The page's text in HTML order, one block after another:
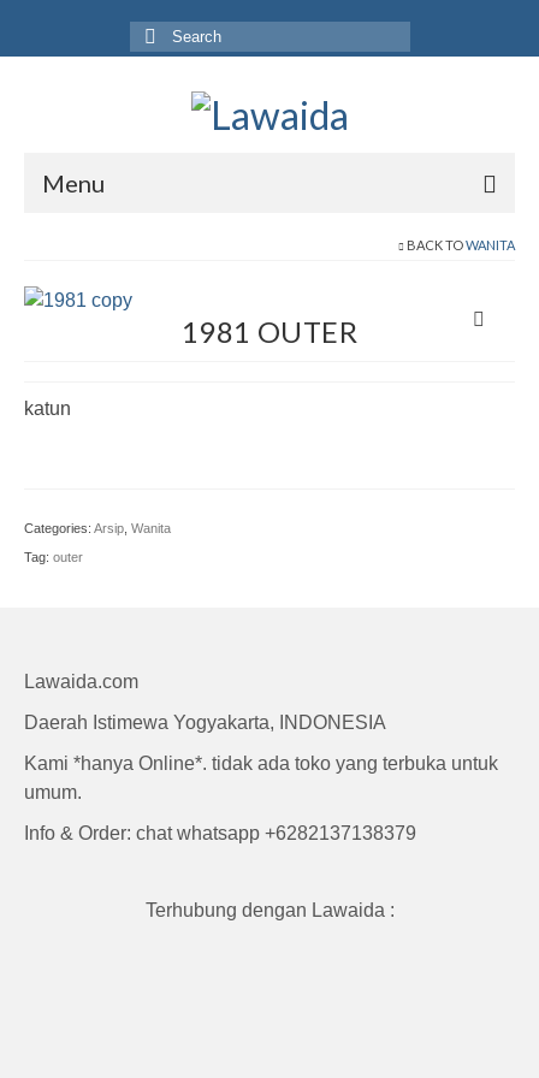
Search
for:
Menu
Produk
BACK TOWANITA
1981 OUTER
katun
Categories: Arsip Wanita
Tag: outer
Lawaida.com
Daerah Istimewa Yogyakarta, INDONESIA
Kami *hanya Online*. tidak ada toko yang terbuka untuk
umum.
Info & Order: chat whatsapp +6282137138379
Terhubung dengan Lawaida :